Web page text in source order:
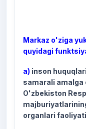
Markaz o'ziga
quyidagi
a) inson
samarali
O'zbekiston
organlari